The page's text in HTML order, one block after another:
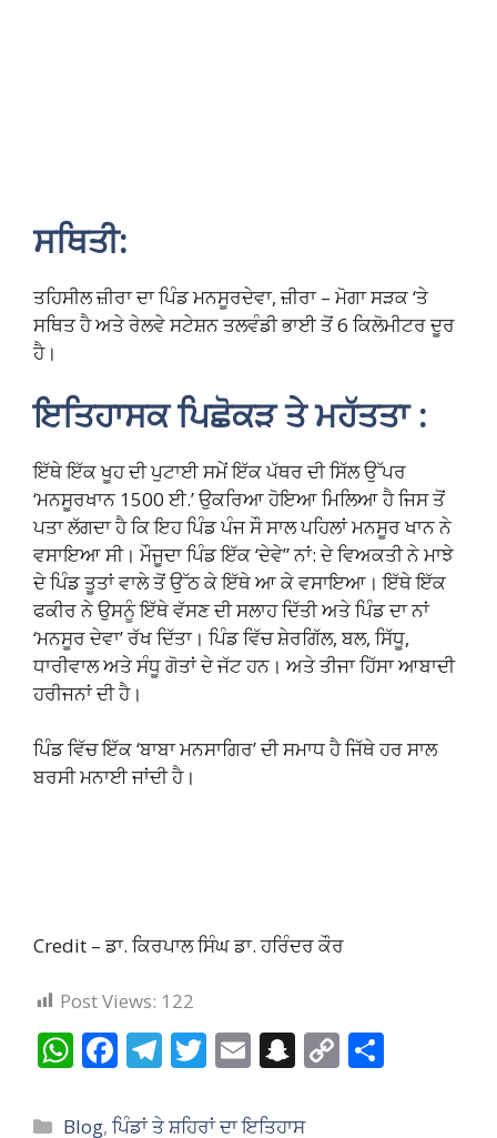
ਸਥਿਤੀ:
ਤਹਿਸੀਲ ਜ਼ੀਰਾ ਦਾ ਪਿੰਡ ਮਨਸੂਰਦੇਵਾ, ਜ਼ੀਰਾ – ਮੋਗਾ ਸੜਕ ‘ਤੇ
ਸਥਿਤ ਹੈ ਅਤੇ ਰੇਲਵੇ ਸਟੇਸ਼ਨ ਤਲਵੰਡੀ ਭਾਈ ਤੋਂ 6 ਕਿਲੋਮੀਟਰ ਦੂਰ
ਹੈ।
ਇਤਿਹਾਸਕ ਪਿਛੋਕੜ ਤੇ ਮਹੱਤਤਾ :
ਇੱਥੇ ਇੱਕ ਖੂਹ ਦੀ ਪੁਟਾਈ ਸਮੇਂ ਇੱਕ ਪੱਥਰ ਦੀ ਸਿੱਲ ਉੱਪਰ
‘ਮਨਸੂਰਖਾਨ 1500 ਈ.’ ਉਕਰਿਆ ਹੋਇਆ ਮਿਲਿਆ ਹੈ ਜਿਸ ਤੋਂ
ਪਤਾ ਲੱਗਦਾ ਹੈ ਕਿ ਇਹ ਪਿੰਡ ਪੰਜ ਸੌ ਸਾਲ ਪਹਿਲਾਂ ਮਨਸੂਰ ਖਾਨ ਨੇ
ਵਸਾਇਆ ਸੀ। ਮੌਜੂਦਾ ਪਿੰਡ ਇੱਕ ‘ਦੇਵੇ” ਨਾਂ: ਦੇ ਵਿਅਕਤੀ ਨੇ ਮਾਝੇ
ਦੇ ਪਿੰਡ ਤੂਤਾਂ ਵਾਲੇ ਤੋਂ ਉੱਠ ਕੇ ਇੱਥੇ ਆ ਕੇ ਵਸਾਇਆ। ਇੱਥੇ ਇੱਕ
ਫਕੀਰ ਨੇ ਉਸਨੂੰ ਇੱਥੇ ਵੱਸਣ ਦੀ ਸਲਾਹ ਦਿੱਤੀ ਅਤੇ ਪਿੰਡ ਦਾ ਨਾਂ
‘ਮਨਸੂਰ ਦੇਵਾ’ ਰੱਖ ਦਿੱਤਾ। ਪਿੰਡ ਵਿੱਚ ਸ਼ੇਰਗਿੱਲ, ਬਲ, ਸਿੱਧੂ,
ਧਾਰੀਵਾਲ ਅਤੇ ਸੰਧੂ ਗੋਤਾਂ ਦੇ ਜੱਟ ਹਨ। ਅਤੇ ਤੀਜਾ ਹਿੱਸਾ ਆਬਾਦੀ
ਹਰੀਜਨਾਂ ਦੀ ਹੈ।
ਪਿੰਡ ਵਿੱਚ ਇੱਕ ‘ਬਾਬਾ ਮਨਸਾਗਿਰ’ ਦੀ ਸਮਾਧ ਹੈ ਜਿੱਥੇ ਹਰ ਸਾਲ
ਬਰਸੀ ਮਨਾਈ ਜਾਂਦੀ ਹੈ।
Credit – ਡਾ. ਕਿਰਪਾਲ ਸਿੰਘ ਡਾ. ਹਰਿੰਦਰ ਕੌਰ
Post Views: 122
W
at
F
e
T
e
T
itt
E
ai
S
a
C
Categories
Blog,ਪਿੰਡਾਂ ਤੇ ਸ਼ਹਿਰਾਂ ਦਾ ਇਤਿਹਾਸ